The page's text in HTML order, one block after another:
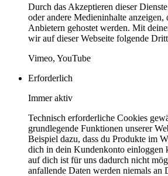
Durch das Akzeptieren dieser
oder andere Medieninhalte anzeigen,
Anbietern gehostet werden. Mit
wir auf dieser Webseite folgende
Vimeo, YouTube
Erforderlich
Immer aktiv
Technisch erforderliche Cookies
grundlegende Funktionen unserer
Beispiel dazu, dass du Produkte im
dich in dein Kundenkonto einloggen
auf dich ist für uns dadurch nicht
anfallende Daten werden niemals an